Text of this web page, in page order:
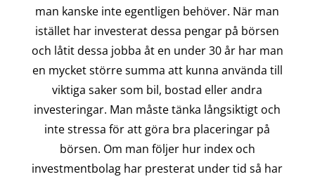
man kanske inte egentligen behöver. När man
istället har investerat dessa pengar på börsen
och låtit dessa jobba åt en under 30 år har man
en mycket större summa att kunna använda till
viktiga saker som bil, bostad eller andra
investeringar. Man måste tänka långsiktigt och
inte stressa för att göra bra placeringar på
börsen. Om man följer hur index och
investmentbolag har presterat under tid så har